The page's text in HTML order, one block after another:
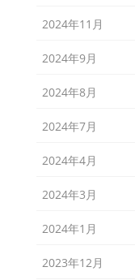
2024年11月
2024年9月
2024年8月
2024年7月
2024年4月
2024年3月
2024年1月
2023年12月